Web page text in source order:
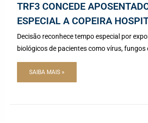
TRF3 CONCEDE
ESPECIAL A COPEIRA
Decisão reconhece tempo especial por
biológicos de pacientes como vírus, fungos
SAIBA MAIS »